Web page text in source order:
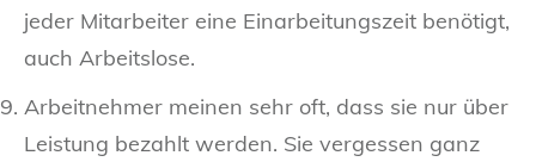
jeder Mitarbeiter eine Einarbeitungszeit benötigt,
auch Arbeitslose.
Arbeitnehmer meinen sehr oft, dass sie nur über
Leistung bezahlt werden. Sie vergessen ganz